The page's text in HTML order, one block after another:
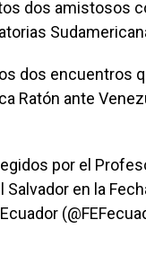
dos amistosos
dos encuentros
Ratón ante
por el
Salvador en la